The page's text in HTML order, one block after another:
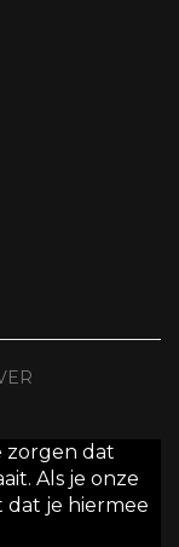
zorgen dat
Als je onze
dat je hiermee